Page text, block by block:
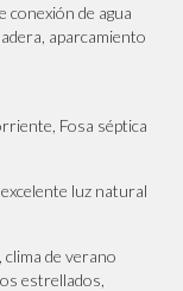
conexión de agua
aparcamiento
Fosa séptica
luz natural
de verano
estrellados,